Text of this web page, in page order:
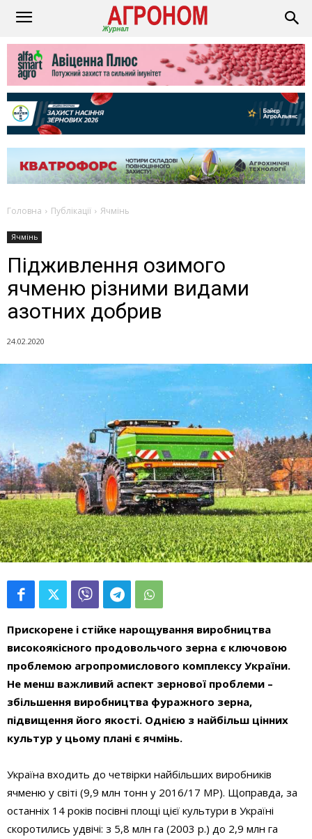
Головна Публікації Ячмінь
Ячмінь
Підживлення озимого
ячменю різними видами
азотних добрив
24.02.2020
Прискорене і стійке нарощування виробництва
високоякісного продовольчого зерна є ключовою
проблемою агропромислового комплексу України.
Не менш важливий аспект зернової проблеми –
збільшення виробництва фуражного зерна,
підвищення його якості. Однією з найбільш цінних
культур у цьому плані є ячмінь.
Україна входить до четвірки найбільших виробників
ячменю у світі (9,9 млн тонн у 2016/17 МР). Щоправда, за
останніх 14 років посівні площі цієї культури в Україні
скоротились удвічі: з 5,8 млн га (2003 р.) до 2,9 млн га